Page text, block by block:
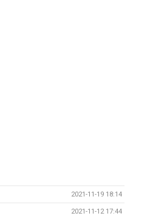
2021-11-19 18:14
2021-11-12 17:44